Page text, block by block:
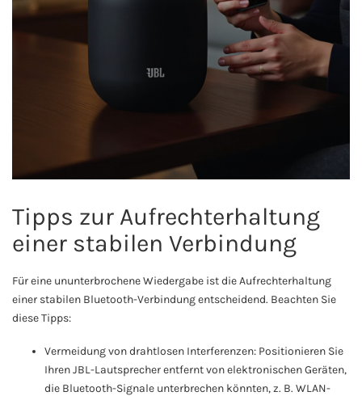
Tipps zur Aufrechterhaltung
einer stabilen Verbindung
Für eine ununterbrochene Wiedergabe ist die Aufrechterhaltung
einer stabilen Bluetooth-Verbindung entscheidend. Beachten Sie
diese Tipps:
Vermeidung von drahtlosen Interferenzen: Positionieren Sie
Ihren JBL-Lautsprecher entfernt von elektronischen Geräten,
die Bluetooth-Signale unterbrechen könnten, z. B. WLAN-